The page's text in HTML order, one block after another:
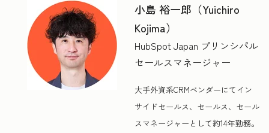
小島 裕一郎（Yuichiro
Kojima）
HubSpot Japan プリンシパル
セールスマネージャー
大手外資系CRMベンダーにてイン
サイドセールス、セールス、セール
スマネージャーとして約14年勤務。